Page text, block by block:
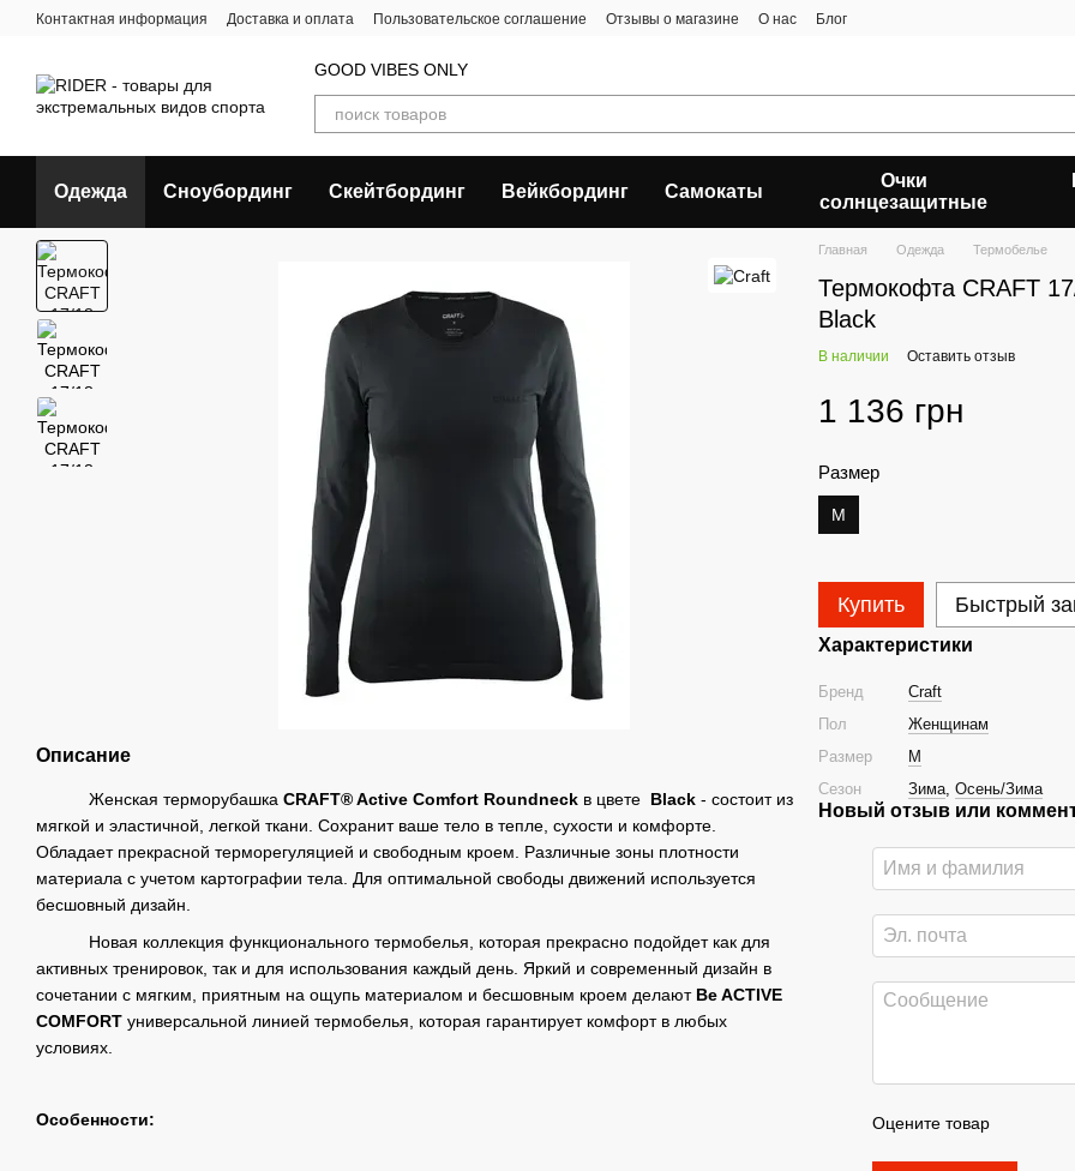
Перейти к основному контенту
Контактная информация Доставка и оплата Пользовательское соглашение Отзывы о магазине О нас Блог
GOOD VIBES ONLY
Одежда Сноубординг Скейтбординг Вейкбординг Самокаты
Очки
солнцезащитные
Описание
Женская терморубашка CRAFT® Active Comfort Roundneck в цвете Black - состоит из
мягкой и эластичной, легкой ткани. Сохранит ваше тело в тепле, сухости и комфорте.
Обладает прекрасной терморегуляцией и свободным кроем. Различные зоны плотности
материала с учетом картографии тела. Для оптимальной свободы движений используется
бесшовный дизайн.
Новая коллекция функционального термобелья, которая прекрасно подойдет как для
активных тренировок, так и для использования каждый день. Яркий и современный дизайн в
сочетании с мягким, приятным на ощупь материалом и бесшовным кроем делают Be ACTIVE
COMFORT универсальной линией термобелья, которая гарантирует комфорт в любых
условиях.
Особенности:
Главная Одежда Термобелье
Термокофта CRAFT
Black
В наличии Оставить отзыв
1 136 грн
Размер
M
Купить Быстрый
Характеристики
Бренд
Craft
Пол
Женщинам
Размер
M
Сезон
Зима, Осень/Зима
Новый отзыв или
Оцените товар